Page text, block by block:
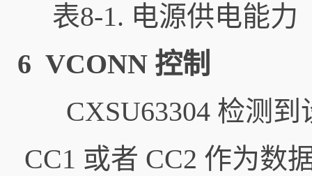
表8-1. 电源供电能力
6 VCONN 控制
CXSU63304 检测到
CC1 或者 CC2 作为数